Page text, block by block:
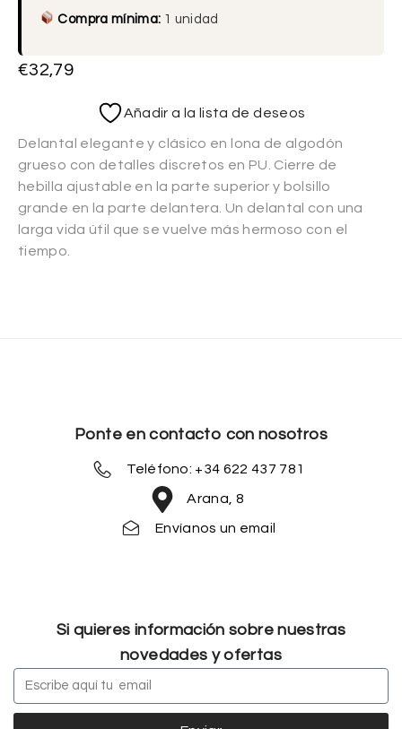
Compra mínima: 1 unidad
€32,79
Añadir a la lista de deseos
Delantal elegante y clásico en lona de algodón
grueso con detalles discretos en PU. Cierre de
hebilla ajustable en la parte superior y bolsillo
grande en la parte delantera. Un delantal con una
larga vida útil que se vuelve más hermoso con el
tiempo.
Ponte en contacto con nosotros
Teléfono: +34 622 437 781
Arana, 8
Envíanos un email
Si quieres información sobre nuestras
novedades y ofertas